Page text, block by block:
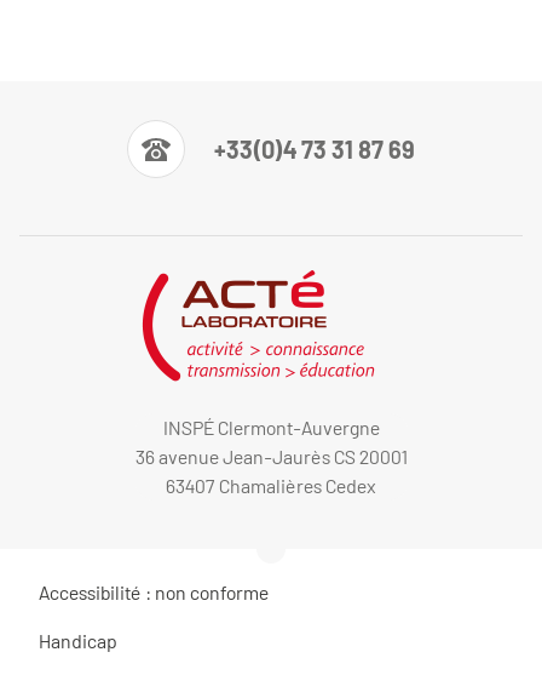
+33(0)4 73 31 87 69
INSPÉ Clermont-Auvergne
36 avenue Jean-Jaurès CS 20001
63407 Chamalières Cedex
Accessibilité : non conforme
Handicap